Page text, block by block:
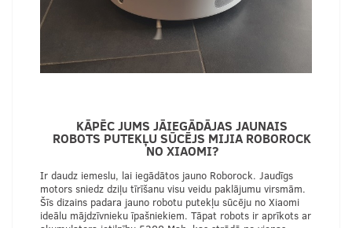
KĀPĒC JUMS JĀIEGĀDĀJAS JAUNAIS
ROBOTS PUTEKĻU SŪCĒJS MIJIA ROBOROCK
NO XIAOMI?
Ir daudz iemeslu, lai iegādātos jauno Roborock. Jaudīgs
motors sniedz dziļu tīrīšanu visu veidu paklājumu virsmām.
Šīs dizains padara jauno robotu putekļu sūcēju no Xiaomi
ideālu mājdzīvnieku īpašniekiem. Tāpat robots ir aprīkots ar